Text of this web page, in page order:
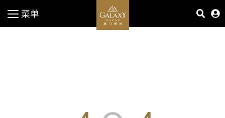
菜单